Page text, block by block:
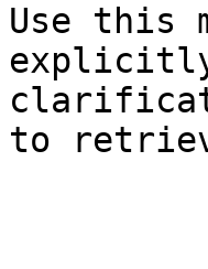
Use this
explicitly